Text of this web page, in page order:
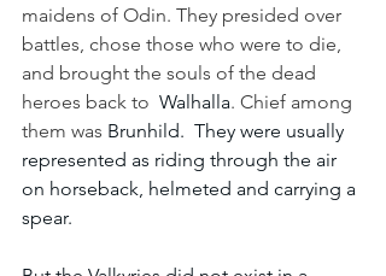
maidens of Odin. They presided over
battles, chose those who were to die,
and brought the souls of the dead
heroes back to Walhalla. Chief among
them was Brunhild.  They were usually
represented as riding through the air
on horseback, helmeted and carrying a
spear.